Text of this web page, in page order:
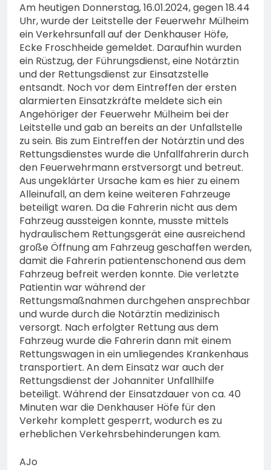
Am heutigen Donnerstag, 16.01.2024, gegen 18.44
Uhr, wurde der Leitstelle der Feuerwehr Mülheim
ein Verkehrsunfall auf der Denkhauser Höfe,
Ecke Froschheide gemeldet. Daraufhin wurden
ein Rüstzug, der Führungsdienst, eine Notärztin
und der Rettungsdienst zur Einsatzstelle
entsandt. Noch vor dem Eintreffen der ersten
alarmierten Einsatzkräfte meldete sich ein
Angehöriger der Feuerwehr Mülheim bei der
Leitstelle und gab an bereits an der Unfallstelle
zu sein. Bis zum Eintreffen der Notärztin und des
Rettungsdienstes wurde die Unfallfahrerin durch
den Feuerwehrmann erstversorgt und betreut.
Aus ungeklärter Ursache kam es hier zu einem
Alleinufall, an dem keine weiteren Fahrzeuge
beteiligt waren. Da die Fahrerin nicht aus dem
Fahrzeug aussteigen konnte, musste mittels
hydraulischem Rettungsgerät eine ausreichend
große Öffnung am Fahrzeug geschaffen werden,
damit die Fahrerin patientenschonend aus dem
Fahrzeug befreit werden konnte. Die verletzte
Patientin war während der
Rettungsmaßnahmen durchgehen ansprechbar
und wurde durch die Notärztin medizinisch
versorgt. Nach erfolgter Rettung aus dem
Fahrzeug wurde die Fahrerin dann mit einem
Rettungswagen in ein umliegendes Krankenhaus
transportiert. An dem Einsatz war auch der
Rettungsdienst der Johanniter Unfallhilfe
beteiligt. Während der Einsatzdauer von ca. 40
Minuten war die Denkhauser Höfe für den
Verkehr komplett gesperrt, wodurch es zu
erheblichen Verkehrsbehinderungen kam.
AJo